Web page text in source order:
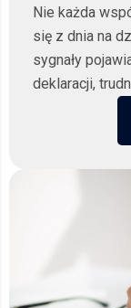
Nie każda
się z dnia na
sygnały
deklaracji,